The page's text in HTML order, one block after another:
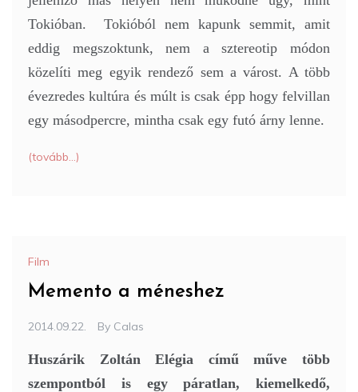
Tokióban. Tokióból nem kapunk semmit, amit
eddig megszoktunk, nem a sztereotip módon
közelíti meg egyik rendező sem a várost. A több
évezredes kultúra és múlt is csak épp hogy felvillan
egy másodpercre, mintha csak egy futó árny lenne.
(tovább…)
Film
Memento a méneshez
2014.09.22. By Calas
Huszárik Zoltán Elégia című műve több
szempontból is egy páratlan, kiemelkedő,